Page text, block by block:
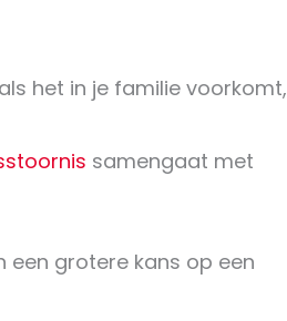
het in je familie voorkomt,
samengaat met
een grotere kans op een